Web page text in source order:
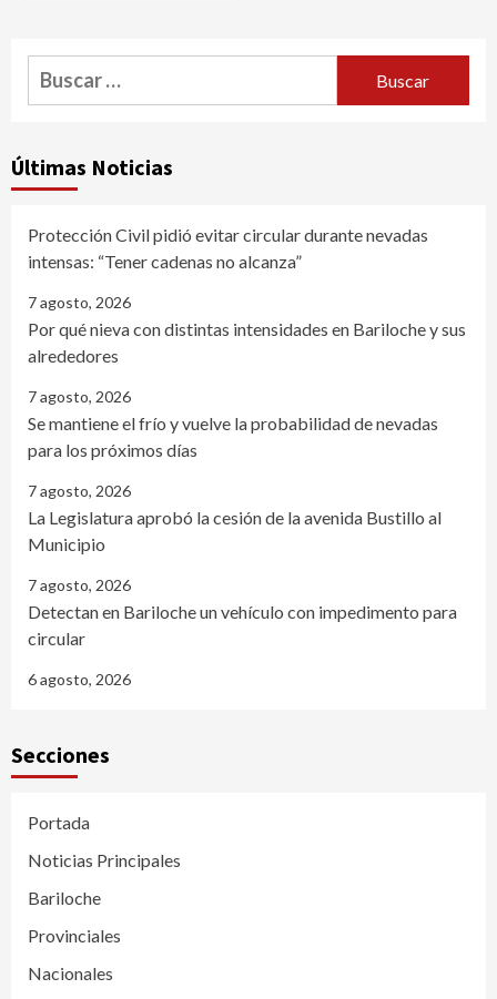
Buscar:
Últimas Noticias
Protección Civil pidió evitar circular durante nevadas
intensas: “Tener cadenas no alcanza”
7 agosto, 2026
Por qué nieva con distintas intensidades en Bariloche y sus
alrededores
7 agosto, 2026
Se mantiene el frío y vuelve la probabilidad de nevadas
para los próximos días
7 agosto, 2026
La Legislatura aprobó la cesión de la avenida Bustillo al
Municipio
7 agosto, 2026
Detectan en Bariloche un vehículo con impedimento para
circular
6 agosto, 2026
Secciones
Portada
Noticias Principales
Bariloche
Provinciales
Nacionales